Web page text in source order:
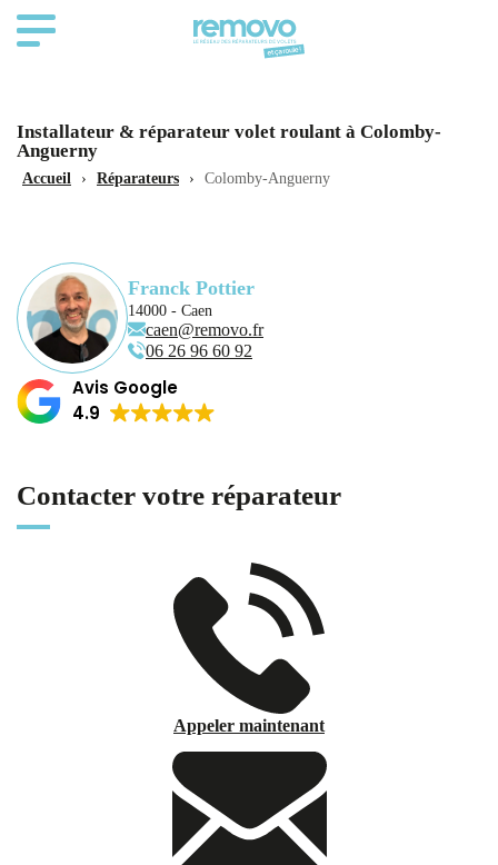
Installateur & réparateur volet roulant à Colomby-
Anguerny
Accueil › Réparateurs › Colomby-Anguerny
Franck Pottier
14000 - Caen
caen@removo.fr
06 26 96 60 92
Avis Google
4.9
Contacter votre réparateur
Appeler maintenant